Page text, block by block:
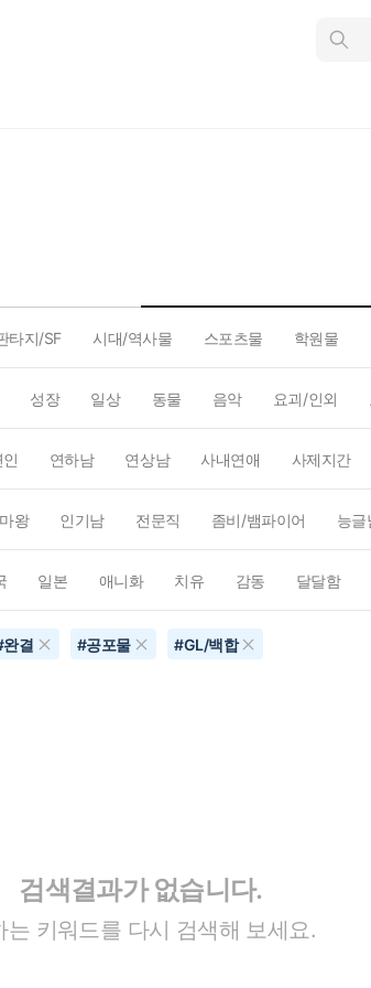
인
타지/SF 시대/역사물 스포츠물 학원물
성장 일상 동물 음악 요괴/인외
연하남 연상남 사내연애 사제지간
왕 인기남 전문직 좀비/뱀파이어 능글
일본 애니화 치유 감동 달달함
완결 #공포물 #GL/백합
검색결과가 없습니다.
는 키워드를 다시 검색해 보세요.